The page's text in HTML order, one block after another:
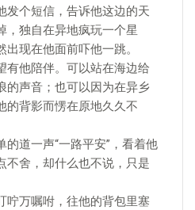
个短信，告诉他这边的天
，独自在异地疯玩一个星
现在他面前吓他一跳。
他陪伴。可以站在海边给
的声音；也可以因为在异乡
的背影而愣在原地久久不
道一声“一路平安”，看着他
不舍，却什么也不说，只是
万嘱咐，往他的背包里塞